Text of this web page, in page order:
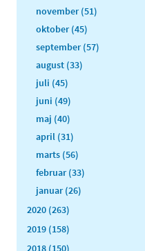
november (51)
oktober (45)
september (57)
august (33)
juli (45)
juni (49)
maj (40)
april (31)
marts (56)
februar (33)
januar (26)
2020 (263)
2019 (158)
2018 (150)